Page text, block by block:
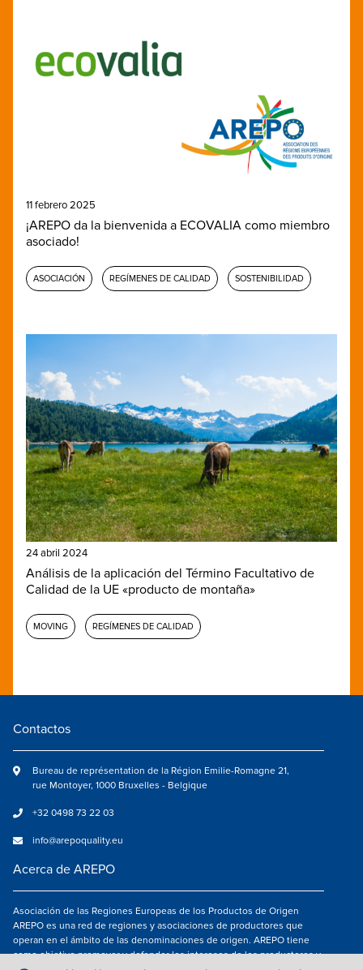
11 febrero 2025
¡AREPO da la bienvenida a ECOVALIA como miembro
asociado!
ASOCIACIÓN REGÍMENES DE CALIDAD SOSTENIBILIDAD
24 abril 2024
Análisis de la aplicación del Término Facultativo de
Calidad de la UE «producto de montaña»
MOVING REGÍMENES DE CALIDAD
Contactos
Bureau de représentation de la Région Emilie-Romagne 21,
rue Montoyer, 1000 Bruxelles - Belgique
+32 0498 73 22 03
info@arepoquality.eu
Acerca de AREPO
Asociación de las Regiones Europeas de los Productos de Origen
AREPO es una red de regiones y asociaciones de productores que
operan en el ámbito de las denominaciones de origen. AREPO tiene
como objetivo promover y defender los intereses de los productores y